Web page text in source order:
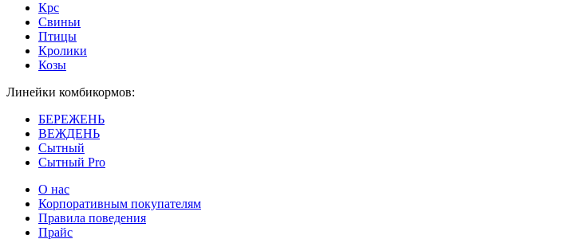
Крс
Свиньи
Птицы
Кролики
Козы
Линейки комбикормов:
БЕРЕЖЕНЬ
ВЕЖДЕНЬ
Сытный
Сытный Pro
О нас
Корпоративным покупателям
Правила поведения
Прайс